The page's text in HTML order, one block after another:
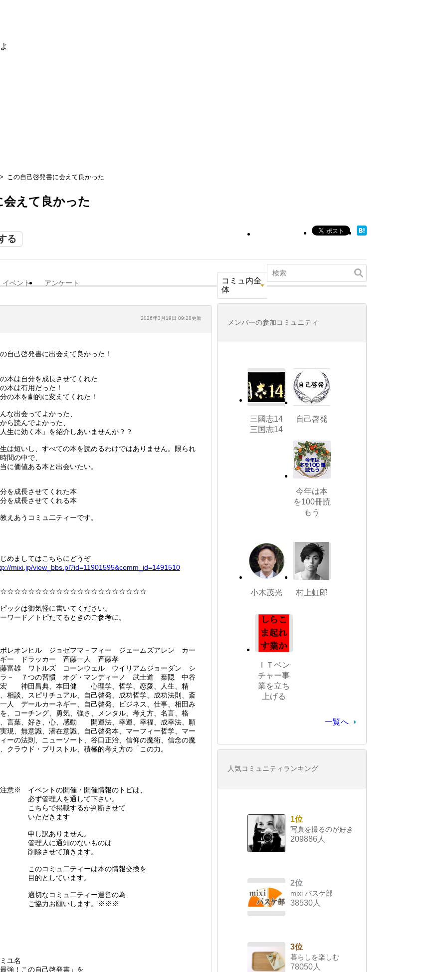
この自己啓発書に会えて良かった
えて良かった
る
イベント アンケート
コミュ内全
体
2026年3月19日 09:28更新
自己啓発書に出会えて良かった！
本は自分を成長させてくれた
本は有用だった！
の本を劇的に変えてくれた！
な出会ってよかった、
ら読んでよかった、
人生に効く本」を紹介しあいませんか？？
生は短いし、すべての本を読めるわけではありません。限られ
間の中で、
に価値ある本と出会いたい。
を成長させてくれた本
を成長させてくれる本
えあうコミュ二ティーです。
めましてはこちらにどうぞ
mixi.jp/view_bbs.pl?id=11901595&comm_id=1491510
ピックは御気軽に書いてください。
ワード／トピたてるときのご参考に。
レオンヒル ジョゼフマ－フィー ジェームズアレン カー
ギー ドラッカー 斉藤一人 斉藤孝
富雄 ワトルズ コーンウェル ウイリアムジョーダン シ
ラ－ ７つの習慣 オグ・マンディーノ 武士道 葉隠 中谷
神田昌典、本田健 心理学、哲学、恋愛、人生、精
相談、スピリチュアル、自己啓発、成功哲学、成功法則、斎
人 デールカーネギー、自己啓発、ビジネス、仕事、相田み
、コーチング、勇気、強さ、メンタル、考え方、名言、格
言葉、好き、心、感動 開運法、幸運、幸福、成幸法、願
現、無意識、潜在意識、自己啓発本、マーフィー哲学、マー
ーの法則、ニューソート、谷口正治、信仰の魔術、信念の魔
クラウド・ブリストル、積極的考え方の「この力。
意※ イベントの開催・開催情報のトピは、
ず管理人を通して下さい。
ちらで掲載するか判断させて
ただきます
し訳ありません。
理人に通知のないものは
除させて頂きます。
のコミュ二ティーは本の情報交換を
的としています。
切なコミュ二ティー運営の為
協力お願いします。※※※
ユ名
最強！この自己啓発書」を
メンバーの参加コミュニティ
三國志14
三国志14
自己啓発
今年は本
を100冊読
もう
小木茂光 村上虹郎
ＩＴベン
チャー事
業を立ち
上げる
一覧へ
人気コミュニティランキング
1位
写真を撮るのが好き
209886人
2位
mixi バスケ部
38530人
3位
暮らしを楽しむ
78050人